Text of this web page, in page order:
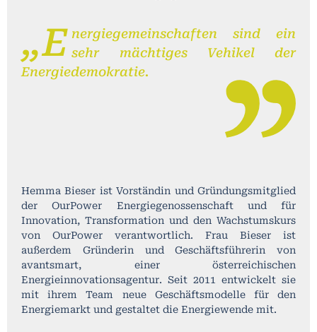
„E nergiegemeinschaften sind ein
sehr mächtiges Vehikel der
Energiedemokratie.
Hemma Bieser ist Vorständin und Gründungsmitglied
der OurPower Energiegenossenschaft und für
Innovation, Transformation und den Wachstumskurs
von OurPower verantwortlich. Frau Bieser ist
außerdem Gründerin und Geschäftsführerin von
avantsmart, einer österreichischen
Energieinnovationsagentur. Seit 2011 entwickelt sie
mit ihrem Team neue Geschäftsmodelle für den
Energiemarkt und gestaltet die Energiewende mit.